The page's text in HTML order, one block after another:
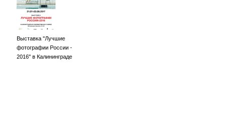
Выставка "Лучшие
фотографии России -
2016" в Калининграде